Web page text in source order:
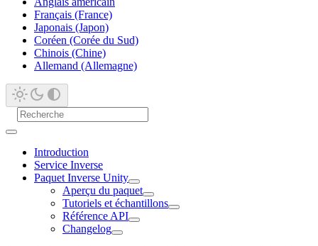
Français (France)
Japonais (Japon)
Coréen (Corée du Sud)
Chinois (Chine)
Allemand (Allemagne)
Introduction
Service Inverse
Paquet Inverse Unity
Aperçu du paquet
Tutoriels et échantillons
Référence API
Changelog